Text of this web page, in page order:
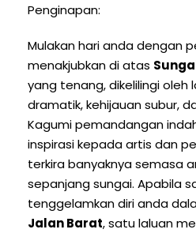
Penginapan:
Mulakan hari anda dengan
menakjubkan di atas
yang tenang, dikelilingi oleh
dramatik, kehijauan subur,
Kagumi pemandangan
inspirasi kepada artis dan
terkira banyaknya semasa
sepanjang sungai. Apabila
tenggelamkan diri anda
Jalan Barat, satu laluan